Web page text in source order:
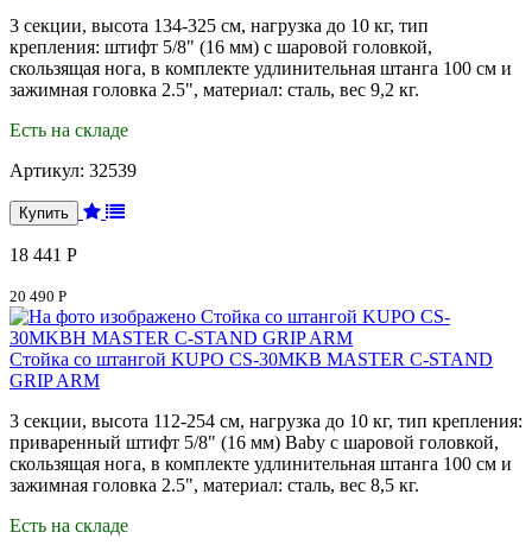
3 секции, высота 134-325 см, нагрузка до 10 кг, тип
крепления: штифт 5/8" (16 мм) с шаровой головкой,
скользящая нога, в комплекте удлинительная штанга 100 см и
зажимная головка 2.5", материал: сталь, вес 9,2 кг.
Есть на складе
Артикул: 32539
18 441 Р
20 490 Р
Стойка со штангой KUPO CS-30MKB MASTER C-STAND
GRIP ARM
3 секции, высота 112-254 см, нагрузка до 10 кг, тип крепления:
приваренный штифт 5/8" (16 мм) Baby с шаровой головкой,
скользящая нога, в комплекте удлинительная штанга 100 см и
зажимная головка 2.5", материал: сталь, вес 8,5 кг.
Есть на складе